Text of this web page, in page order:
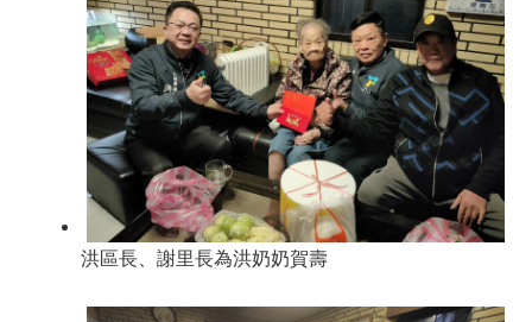
洪區長、謝里長為洪奶奶賀壽